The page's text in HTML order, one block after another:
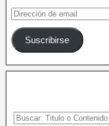
Suscribirse